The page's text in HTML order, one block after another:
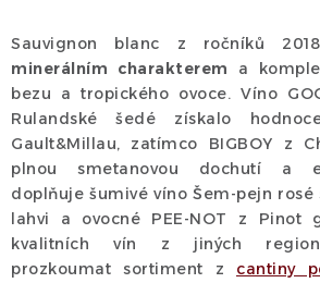
v
ý
p
i
s
u
í
Sauvignon blanc z ročníků
minerálním charakterem a
bezu a tropického ovoce. Víno
Rulandské šedé získalo
Gault&Millau, zatímco BIGBOY z
plnou smetanovou dochutí a
doplňuje šumivé víno Šem-pejn
lahvi a ovocné PEE-NOT z Pinot
kvalitních vín z jiných
prozkoumat sortiment z cantiny